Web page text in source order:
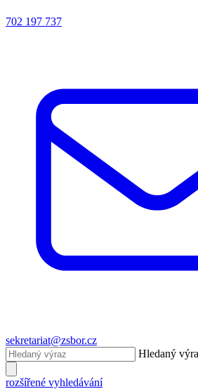
702 197 737
sekretariat@zsbor.cz
Hledaný
rozšířené vyhledávání